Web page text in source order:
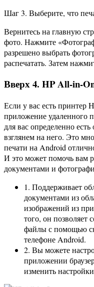
Шаг 3. Выберите, что
Вернитесь на главную
фото. Нажмите
разрешено выбрать
распечатать. Затем
Вверх 4. HP All-in-
Если у вас есть принтер
приложение удаленного
для вас определенно
взглянем на него. Это
печати на Android
И это может помочь вам
документами и
1. Поддерживает
документами из
изображений из
того, он позволяет
файлы с помощью
телефоне Android.
2. Вы можете
приложении
изменить